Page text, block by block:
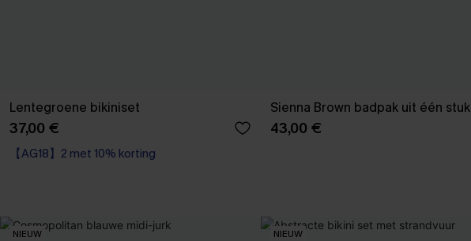
Lentegroene bikiniset
37,00 €
【AG18】2 met 10% korting
Sienna Brown badpak uit één stuk
43,00 €
NIEUW NIEUW